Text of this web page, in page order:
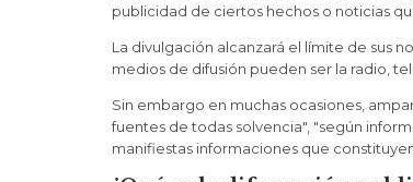
publicidad de ciertos hechos o noticias
La divulgación alcanzará el límite de sus
medios de difusión pueden ser la radio,
Sin embargo en muchas ocasiones,
fuentes de todas solvencia", "según
manifiestas informaciones que